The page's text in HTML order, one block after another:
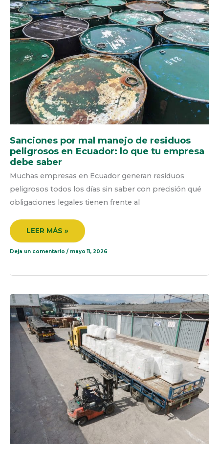
Sanciones por mal manejo de residuos
peligrosos en Ecuador: lo que tu empresa
debe saber
Muchas empresas en Ecuador generan residuos
peligrosos todos los días sin saber con precisión qué
obligaciones legales tienen frente al
DE
RESIDUOS
PELIGROSOS
EN
ECUADOR:
LO
QUE
TU
EMPRESA
DEBE
SABER
LEER MÁS »
Deja un comentario / mayo 11, 2026
TRANSPORTE
DE
RESIDUOS
PELIGROSOS
EFICIENTE:
GUÍA
PRÁCTICA
PARA
HACERLO
SEGURO
RENTABLE